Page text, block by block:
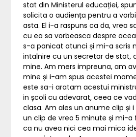
stat din Ministerul educației,
solicita o audiența pentru a
asta. El i-a raspuns ca da, vrea
cu ea sa vorbeasca despre
s-a panicat atunci și mi-a scris
intalnire cu un secretar de stat,
mine. Am mers impreuna, am
mine și i-am spus acestei
este sa-i aratam acestui
in școli cu adevarat, ceea ce
clasa. Am ales un anume clip și
un clip de vreo 5 minute și mi-
ca nu avea nici cea mai mica